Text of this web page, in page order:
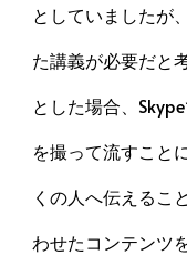
としていましたが
た講義が必要だと
とした場合、
を撮って流すこと
くの人へ伝えるこ
わせたコンテンツ